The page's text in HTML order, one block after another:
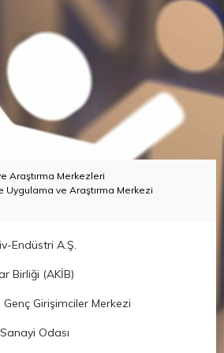
Araştırma Merkezleri
Uygulama ve Araştırma Merkezi
Endüstri A.Ş.
Birliği (AKİB)
Girişimciler Merkezi
Odası